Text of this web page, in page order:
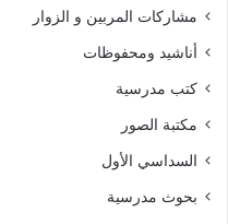
مشاركات المربين و الزوار
أناشيد ومحفوظات
كتب مدرسية
مكتبة الصور
السداسي الأول
بحوث مدرسية